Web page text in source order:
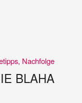
, Nachfolge
BLAHA